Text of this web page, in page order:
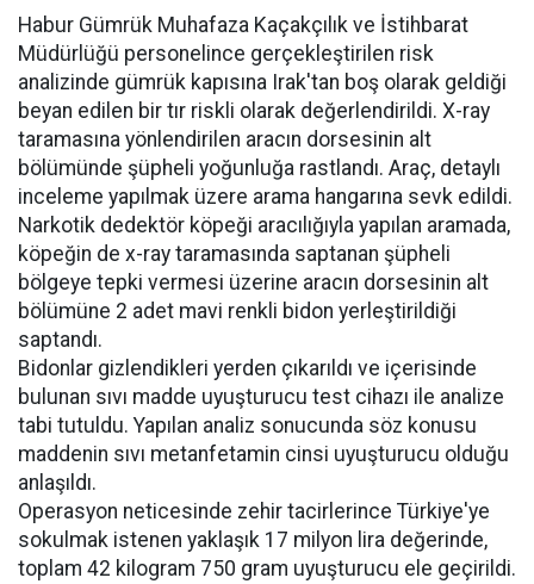
Habur Gümrük Muhafaza Kaçakçılık ve İstihbarat
Müdürlüğü personelince gerçekleştirilen risk
analizinde gümrük kapısına Irak'tan boş olarak geldiği
beyan edilen bir tır riskli olarak değerlendirildi. X-ray
taramasına yönlendirilen aracın dorsesinin alt
bölümünde şüpheli yoğunluğa rastlandı. Araç, detaylı
inceleme yapılmak üzere arama hangarına sevk edildi.
Narkotik dedektör köpeği aracılığıyla yapılan aramada,
köpeğin de x-ray taramasında saptanan şüpheli
bölgeye tepki vermesi üzerine aracın dorsesinin alt
bölümüne 2 adet mavi renkli bidon yerleştirildiği
saptandı.
Bidonlar gizlendikleri yerden çıkarıldı ve içerisinde
bulunan sıvı madde uyuşturucu test cihazı ile analize
tabi tutuldu. Yapılan analiz sonucunda söz konusu
maddenin sıvı metanfetamin cinsi uyuşturucu olduğu
anlaşıldı.
Operasyon neticesinde zehir tacirlerince Türkiye'ye
sokulmak istenen yaklaşık 17 milyon lira değerinde,
toplam 42 kilogram 750 gram uyuşturucu ele geçirildi.